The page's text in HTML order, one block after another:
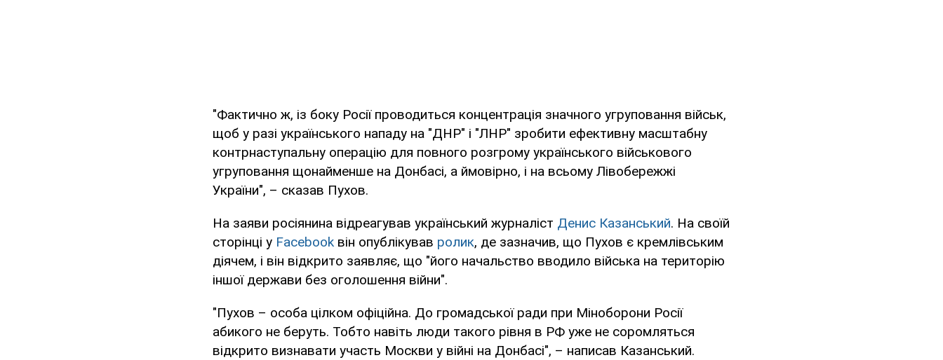
"Фактично ж, із боку Росії проводиться концентрація значного угруповання військ,
щоб у разі українського нападу на "ДНР" і "ЛНР" зробити ефективну масштабну
контрнаступальну операцію для повного розгрому українського військового
угруповання щонайменше на Донбасі, а ймовірно, і на всьому Лівобережжі
України", – сказав Пухов.
На заяви росіянина відреагував український журналіст Денис Казанський. На своїй
сторінці у Facebook він опублікував ролик, де зазначив, що Пухов є кремлівським
діячем, і він відкрито заявляє, що "його начальство вводило війська на територію
іншої держави без оголошення війни".
"Пухов – особа цілком офіційна. До громадської ради при Міноборони Росії
абикого не беруть. Тобто навіть люди такого рівня в РФ уже не соромляться
відкрито визнавати участь Москви у війні на Донбасі", – написав Казанський.